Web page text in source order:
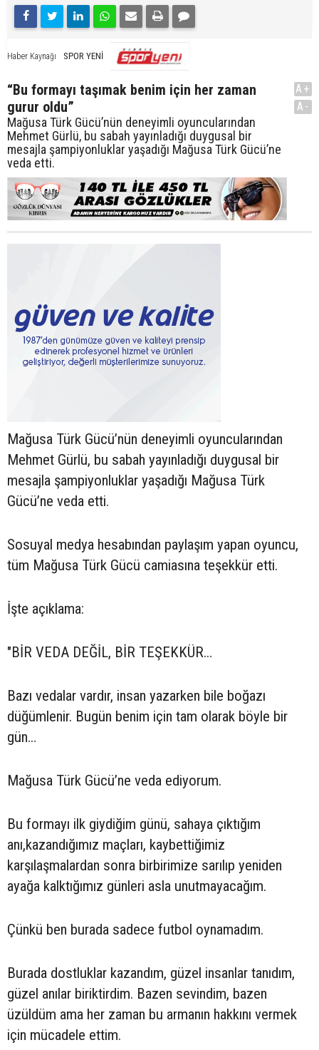
Haber Kaynağı SPOR YENİ
“Bu formayı taşımak benim için her zaman
gurur oldu”
Mağusa Türk Gücü’nün deneyimli oyuncularından
Mehmet Gürlü, bu sabah yayınladığı duygusal bir
mesajla şampiyonluklar yaşadığı Mağusa Türk Gücü’ne
veda etti.
A+
A-
Mağusa Türk Gücü’nün deneyimli oyuncularından
Mehmet Gürlü, bu sabah yayınladığı duygusal bir
mesajla şampiyonluklar yaşadığı Mağusa Türk
Gücü’ne veda etti.
Sosuyal medya hesabından paylaşım yapan oyuncu,
tüm Mağusa Türk Gücü camiasına teşekkür etti.
İşte açıklama:
"BİR VEDA DEĞİL, BİR TEŞEKKÜR…
Bazı vedalar vardır, insan yazarken bile boğazı
düğümlenir. Bugün benim için tam olarak böyle bir
gün…
Mağusa Türk Gücü’ne veda ediyorum.
Bu formayı ilk giydiğim günü, sahaya çıktığım
anı,kazandığımız maçları, kaybettiğimiz
karşılaşmalardan sonra birbirimize sarılıp yeniden
ayağa kalktığımız günleri asla unutmayacağım.
Çünkü ben burada sadece futbol oynamadım.
Burada dostluklar kazandım, güzel insanlar tanıdım,
güzel anılar biriktirdim. Bazen sevindim, bazen
üzüldüm ama her zaman bu armanın hakkını vermek
için mücadele ettim.